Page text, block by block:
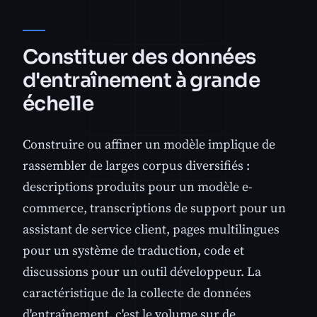
Constituer des données
d'entraînement à grande
échelle
Construire ou affiner un modèle implique de
rassembler de larges corpus diversifiés :
descriptions produits pour un modèle e-
commerce, transcriptions de support pour un
assistant de service client, pages multilingues
pour un système de traduction, code et
discussions pour un outil développeur. La
caractéristique de la collecte de données
d'entraînement, c'est le volume sur de